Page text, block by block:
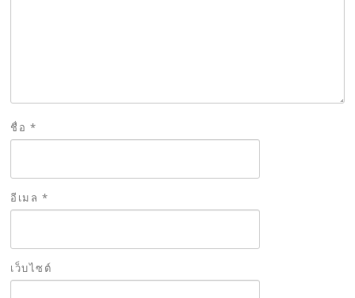
ชื่อ *
อีเมล *
เว็บไซต์